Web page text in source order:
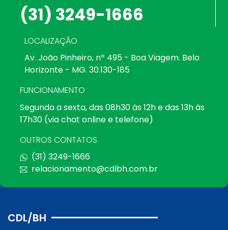
(31) 3249-1666
LOCALIZAÇÃO
Av. João Pinheiro, nº 495 - Boa Viagem. Belo
Horizonte - MG. 30.130-185
FUNCIONAMENTO
Segunda a sexta, das 08h30 às 12h e das 13h às
17h30 (via chat online e telefone)
OUTROS CONTATOS
(31) 3249-1666
relacionamento@cdlbh.com.br
CDL/BH